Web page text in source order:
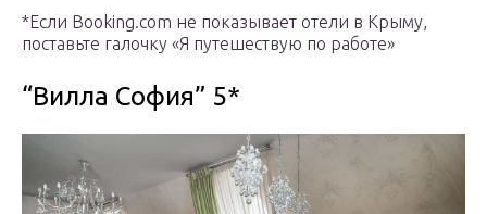
*Если Booking.com не показывает отели в Крыму,
поставьте галочку «Я путешествую по работе»
“Вилла София” 5*